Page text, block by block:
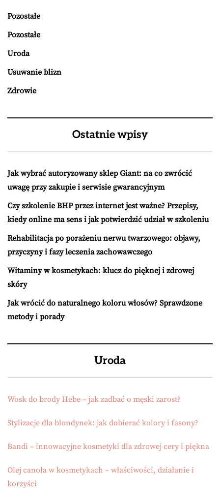
Pozostałe
Pozostałe
Uroda
Usuwanie blizn
Zdrowie
Ostatnie wpisy
Jak wybrać autoryzowany sklep Giant: na co zwrócić
uwagę przy zakupie i serwisie gwarancyjnym
Czy szkolenie BHP przez internet jest ważne? Przepisy,
kiedy online ma sens i jak potwierdzić udział w szkoleniu
Rehabilitacja po porażeniu nerwu twarzowego: objawy,
przyczyny i fazy leczenia zachowawczego
Witaminy w kosmetykach: klucz do pięknej i zdrowej
skóry
Jak wrócić do naturalnego koloru włosów? Sprawdzone
metody i porady
Uroda
Wosk do brody Hebe – jak zadbać o męski zarost?
Stylizacje dla blondynek: jak dobierać kolory i fasony?
Bandi – innowacyjne kosmetyki dla zdrowej cery i piękna
Olej canola w kosmetykach – właściwości, działanie i
korzyści